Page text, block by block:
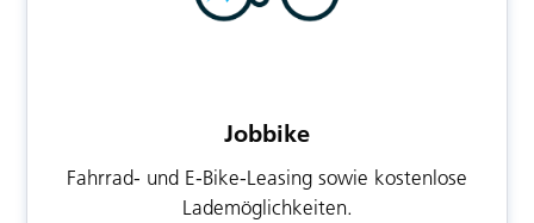
Jobbike
Fahrrad- und E-Bike-Leasing sowie kostenlose
Lademöglichkeiten.